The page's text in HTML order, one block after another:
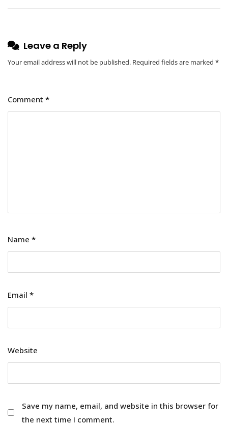
Leave a Reply
Your email address will not be published. Required fields are marked *
Comment *
Name *
Email *
Website
Save my name, email, and website in this browser for
the next time I comment.